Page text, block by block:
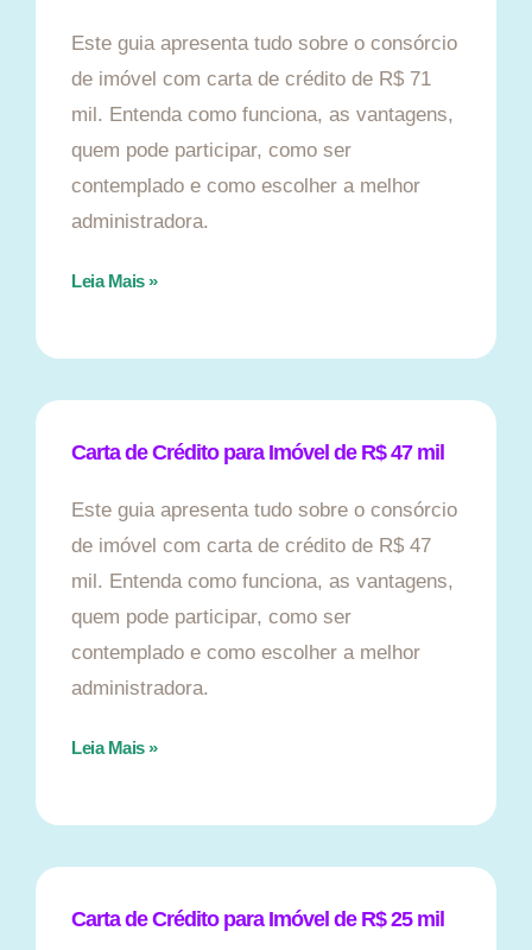
Este guia apresenta tudo sobre o consórcio
de imóvel com carta de crédito de R$ 71
mil. Entenda como funciona, as vantagens,
quem pode participar, como ser
contemplado e como escolher a melhor
administradora.
Leia Mais »
Carta de Crédito para Imóvel de R$ 47 mil
Este guia apresenta tudo sobre o consórcio
de imóvel com carta de crédito de R$ 47
mil. Entenda como funciona, as vantagens,
quem pode participar, como ser
contemplado e como escolher a melhor
administradora.
Leia Mais »
Carta de Crédito para Imóvel de R$ 25 mil